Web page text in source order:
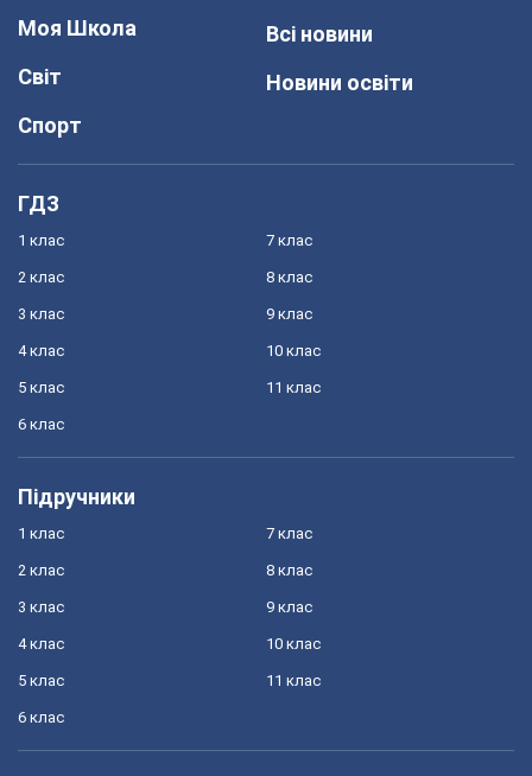
Моя Школа
Світ
Спорт
Всі новини
Новини освіти
ГДЗ
1 клас
2 клас
3 клас
4 клас
5 клас
6 клас
7 клас
8 клас
9 клас
10 клас
11 клас
Підручники
1 клас
2 клас
3 клас
4 клас
5 клас
6 клас
7 клас
8 клас
9 клас
10 клас
11 клас